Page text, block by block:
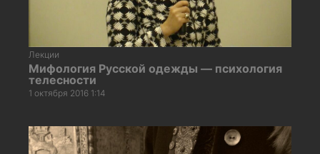
Лекции
Мифология Русской одежды — психология
телесности
1 октября 2016 1:14